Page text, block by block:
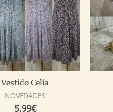
Vestido Celia
NOVEDADES
5.99€